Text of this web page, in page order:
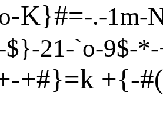
-K}#=-.-1m-
$}-21-`o-9$-*-
-+#}=k +{-